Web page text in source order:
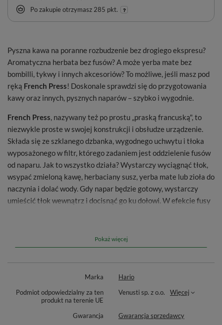
Po zakupie otrzymasz285 pkt.
Pyszna kawa na poranne rozbudzenie bez drogiego ekspresu?
Aromatyczna herbata bez fusów? A może yerba mate bez
bombilli, tykwy i innych akcesoriów? To możliwe, jeśli masz pod
ręką French Press! Doskonale sprawdzi się do przygotowania
kawy oraz innych, pysznych naparów – szybko i wygodnie.
French Press, nazywany też po prostu „praską francuską", to
niezwykle proste w swojej konstrukcji i obsłudze urządzenie.
Składa się ze szklanego dzbanka, wygodnego uchwytu i tłoka
wyposażonego w filtr, którego zadaniem jest oddzielenie fusów
od naparu. Jak to wszystko działa? Wystarczy wyciągnąć tłok,
wsypać zmieloną kawę, herbaciany susz, yerba mate lub zioła do
naczynia i dolać wody. Gdy napar będzie gotowy, wystarczy
umieścić tłok wewnątrz i docisnąć go ku dołowi. W efekcie fusy
to nowoczesne akcesorium wprost od
jednorazowo około 2-3 porcji naparu. Szklany zbiornik można
bez obaw umieścić w zmywarce, co znacznie ułatwia jego
codzienne użytkowanie i konserwację. Na uwagę zasługuje
wysoka jakość materiałów, z których jest wykonany French
Pokaż więcej
Marka
Hario
Podmiot odpowiedzialny za ten
produkt na terenie UE
Venusti sp. z o.o. Więcej
Gwarancja
Gwarancja sprzedawcy